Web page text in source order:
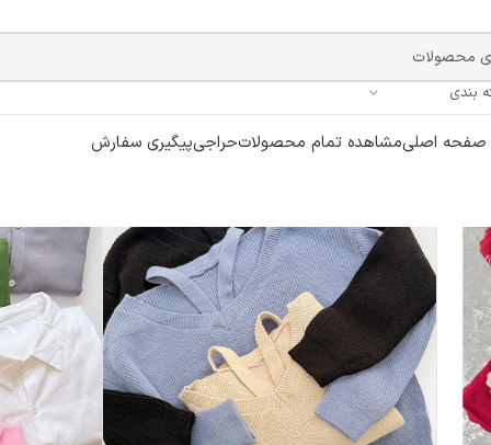
بندی
صفحه اصلیمشاهده تمام محصولاتحراجیپیگیری سفارش